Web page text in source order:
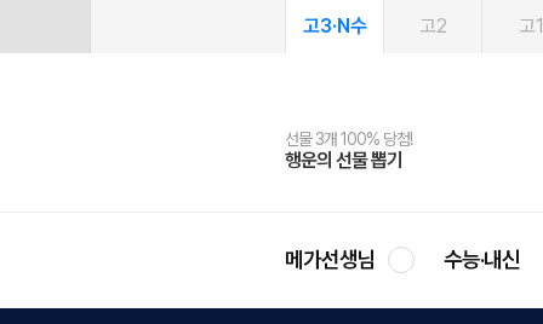
고3·N수 고2 고1
선물 3개 100% 당첨!
행운의 선물 뽑기
선물 100% 증정!
메가스터디 X 올리브
여름방학 스터디 캐시백
메가런 썸머스쿨
2027 러셀 단과
강사 공개선발
스마트러닝앱
설문 EVENT
메가패스
3일 무료 체험권
메가패스 수강생 무료혜택!
메가클럽 멤버십
사회공헌 캠페인
희망이룸 메가나눔
메가선생님 수능·내신